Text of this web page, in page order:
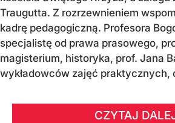
Traugutta. Z rozrzewnieniem
kadrę pedagogiczną. Profesora
specjalistę od prawa prasowego,
magisterium, historyka, prof. Jana
wykładowców zajęć praktycznych,
CZYTAJ